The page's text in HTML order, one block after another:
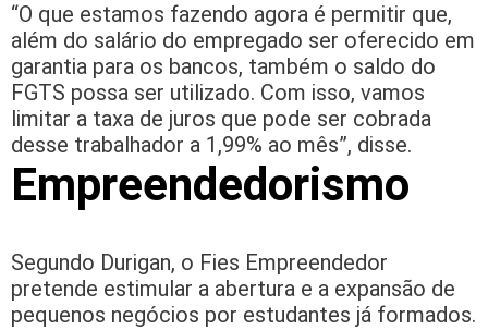
“O que estamos fazendo agora é permitir que,
além do salário do empregado ser oferecido em
garantia para os bancos, também o saldo do
FGTS possa ser utilizado. Com isso, vamos
limitar a taxa de juros que pode ser cobrada
desse trabalhador a 1,99% ao mês”, disse.
Empreendedorismo
Segundo Durigan, o Fies Empreendedor
pretende estimular a abertura e a expansão de
pequenos negócios por estudantes já formados.